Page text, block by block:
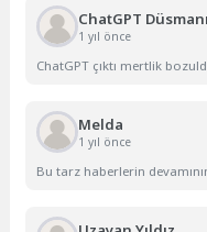
ChatGPT Düsmanı
1 yıl önce
ChatGPT çıktı mertlik
Melda
1 yıl önce
Bu tarz haberlerin